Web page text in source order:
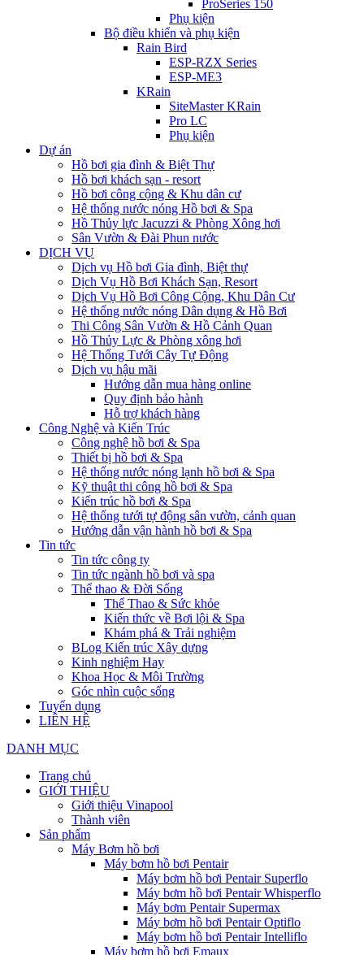
ProSeries 150
Phụ kiện
Bộ điều khiển và phụ kiện
Rain Bird
ESP-RZX Series
ESP-ME3
KRain
SiteMaster KRain
Pro LC
Phụ kiện
Dự án
Hồ bơi gia đình & Biệt Thự
Hồ bơi khách sạn - resort
Hồ bơi công cộng & Khu dân cư
Hệ thống nước nóng Hồ bơi & Spa
Hồ Thủy lực Jacuzzi & Phòng Xông hơi
Sân Vườn & Đài Phun nước
DỊCH VỤ
Dịch vụ Hồ bơi Gia đình, Biệt thự
Dịch Vụ Hồ Bơi Khách Sạn, Resort
Dịch Vụ Hồ Bơi Công Cộng, Khu Dân Cư
Hệ thống nước nóng Dân dụng & Hồ Bơi
Thi Công Sân Vườn & Hồ Cảnh Quan
Hồ Thủy Lực & Phòng xông hơi
Hệ Thống Tưới Cây Tự Động
Dịch vụ hậu mãi
Hướng dẫn mua hàng online
Quy định bảo hành
Hỗ trợ khách hàng
Công Nghệ và Kiến Trúc
Công nghệ hồ bơi & Spa
Thiết bị hồ bơi & Spa
Hệ thống nước nóng lạnh hồ bơi & Spa
Kỹ thuật thi công hồ bơi & Spa
Kiến trúc hồ bơi & Spa
Hệ thống tưới tự động sân vườn, cảnh quan
Hướng dẫn vận hành hồ bơi & Spa
Tin tức
Tin tức công ty
Tin tức ngành hồ bơi và spa
Thể thao & Đời Sống
Thể Thao & Sức khỏe
Kiến thức về Bơi lội & Spa
Khám phá & Trải nghiệm
BLog Kiến trúc Xây dựng
Kinh nghiệm Hay
Khoa Học & Môi Trường
Góc nhìn cuộc sống
Tuyển dụng
LIÊN HỆ
DANH MỤC
Trang chủ
GIỚI THIỆU
Giới thiệu Vinapool
Thành viên
Sản phẩm
Máy Bơm hồ bơi
Máy bơm hồ bơi Pentair
Máy bơm hồ bơi Pentair Superflo
Máy bơm hồ bơi Pentair Whisperflo
Máy bơm Pentair Supermax
Máy bơm hồ bơi Pentair Optiflo
Máy bơm hồ bơi Pentair Intelliflo
Máy bơm hồ bơi Emaux